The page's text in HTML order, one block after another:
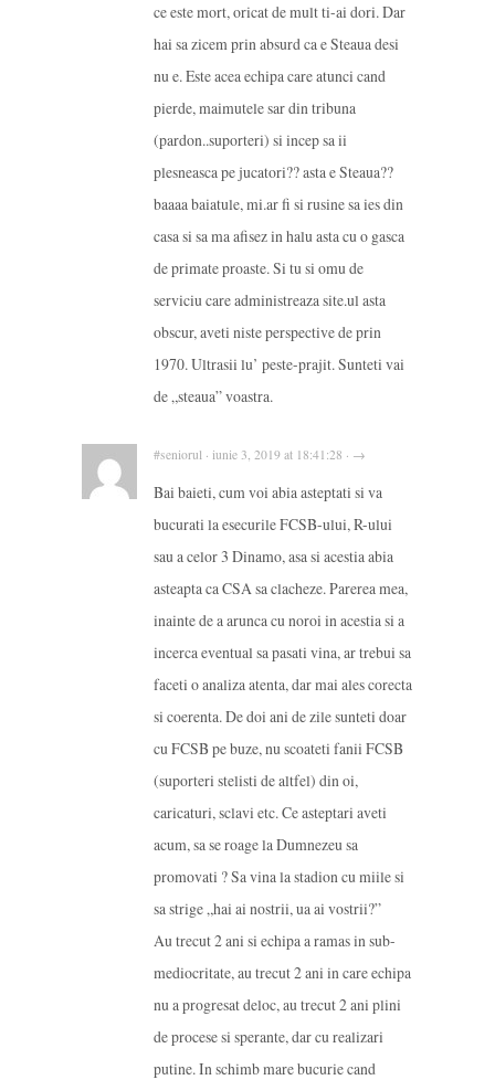
ce este mort, oricat de mult ti-ai dori. Dar
hai sa zicem prin absurd ca e Steaua desi
nu e. Este acea echipa care atunci cand
pierde, maimutele sar din tribuna
(pardon..suporteri) si incep sa ii
plesneasca pe jucatori?? asta e Steaua??
baaaa baiatule, mi.ar fi si rusine sa ies din
casa si sa ma afisez in halu asta cu o gasca
de primate proaste. Si tu si omu de
serviciu care administreaza site.ul asta
obscur, aveti niste perspective de prin
1970. Ultrasii lu’ peste-prajit. Sunteti vai
de „steaua” voastra.
#seniorul · iunie 3, 2019 at 18:41:28 · →
Bai baieti, cum voi abia asteptati si va
bucurati la esecurile FCSB-ului, R-ului
sau a celor 3 Dinamo, asa si acestia abia
asteapta ca CSA sa clacheze. Parerea mea,
inainte de a arunca cu noroi in acestia si a
incerca eventual sa pasati vina, ar trebui sa
faceti o analiza atenta, dar mai ales corecta
si coerenta. De doi ani de zile sunteti doar
cu FCSB pe buze, nu scoateti fanii FCSB
(suporteri stelisti de altfel) din oi,
caricaturi, sclavi etc. Ce asteptari aveti
acum, sa se roage la Dumnezeu sa
promovati ? Sa vina la stadion cu miile si
sa strige „hai ai nostrii, ua ai vostrii?”
Au trecut 2 ani si echipa a ramas in sub-
mediocritate, au trecut 2 ani in care echipa
nu a progresat deloc, au trecut 2 ani plini
de procese si sperante, dar cu realizari
putine. In schimb mare bucurie cand